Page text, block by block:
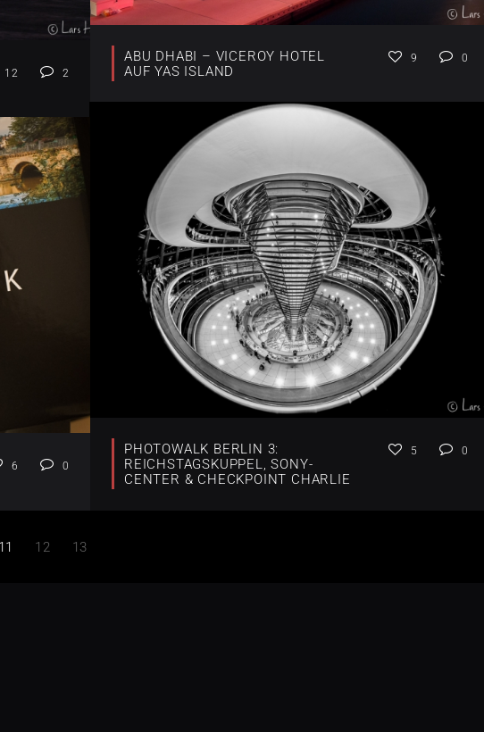
ABU DHABI – VICEROY HOTEL
AUF YAS ISLAND
9 0
12 2
PHOTOWALK BERLIN 3:
REICHSTAGSKUPPEL, SONY-
CENTER & CHECKPOINT CHARLIE
5 0
6 0
11 12 13